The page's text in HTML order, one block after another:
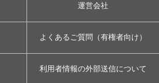
運営会社
よくあるご質問（有権者向け）
利用者情報の外部送信について